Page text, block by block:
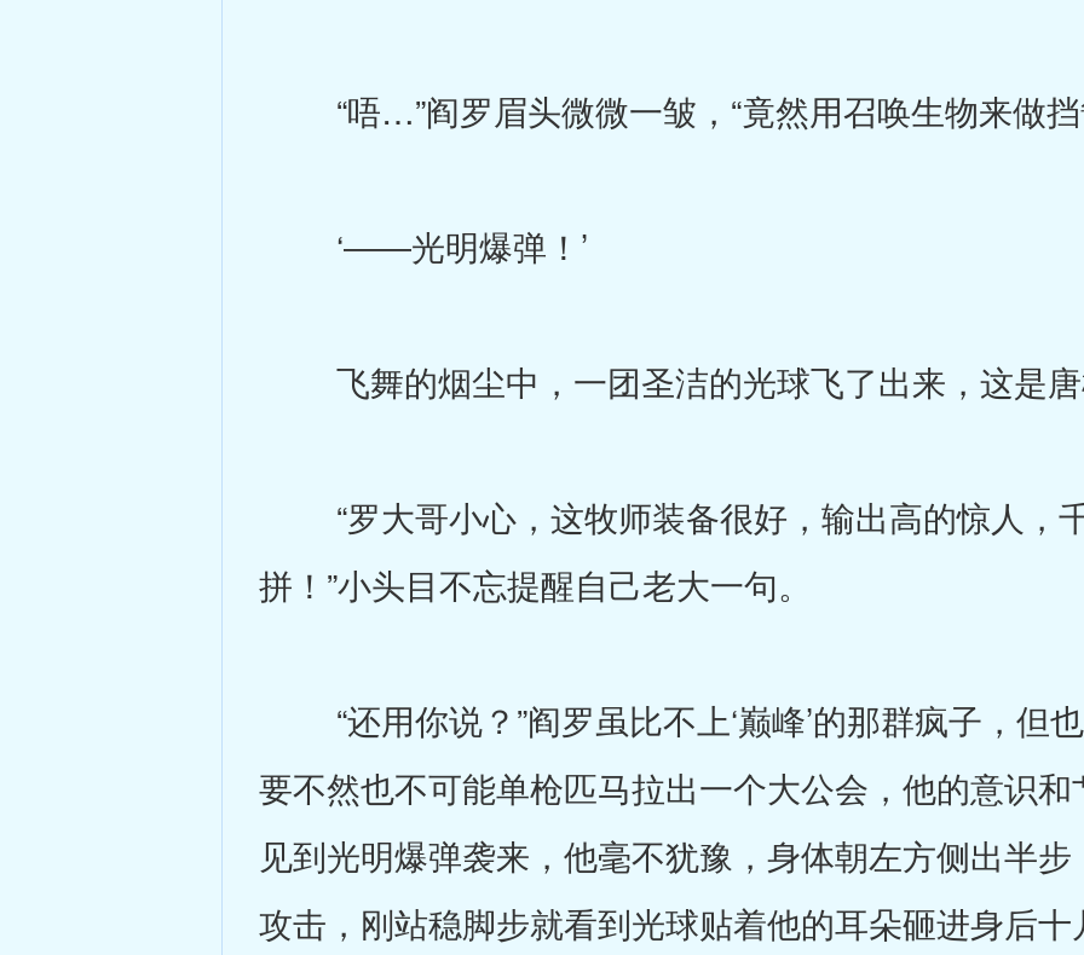
“唔…”阎罗眉头微微一皱，“竟然用召唤生物来做挡
‘――光明爆弹！’
飞舞的烟尘中，一团圣洁的光球飞了出来，这是
“罗大哥小心，这牧师装备很好，输出高的惊人，
拼！”小头目不忘提醒自己老大一句。
“还用你说？”阎罗虽比不上‘巅峰’的那群疯子，但
要不然也不可能单枪匹马拉出一个大公会，他的意识
见到光明爆弹袭来，他毫不犹豫，身体朝左方侧出半
攻击，刚站稳脚步就看到光球贴着他的耳朵砸进身后